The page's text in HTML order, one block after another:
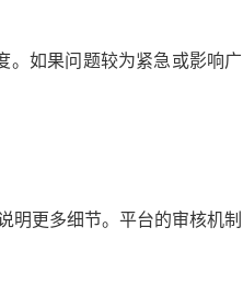
。如果问题较为紧急或影响广
明更多细节。平台的审核机制